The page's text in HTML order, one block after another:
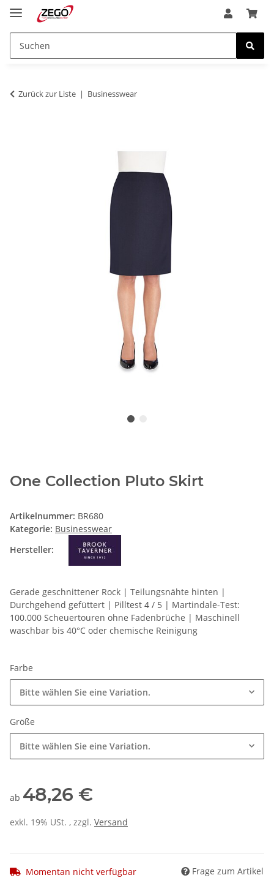
Zurück zur Liste Businesswear
One Collection Pluto Skirt
Artikelnummer: BR680
Kategorie: Businesswear
Hersteller:
Gerade geschnittener Rock | Teilungsnähte hinten |
Durchgehend gefüttert | Pilltest 4 / 5 | Martindale-Test:
100.000 Scheuertouren ohne Fadenbrüche | Maschinell
waschbar bis 40°C oder chemische Reinigung
Farbe
Bitte wählen Sie eine Variation.
Größe
Bitte wählen Sie eine Variation.
ab 48,26 €
exkl. 19% USt. , zzgl. Versand
Momentan nicht verfügbar Frage zum Artikel